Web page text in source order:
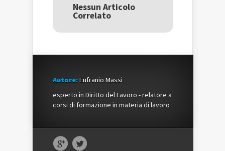
una
nuova
finestra)
nuova
finestra)
una
nuova
Nessun Articolo
Correlato
Autore:Eufranio Massi
esperto in Diritto del Lavoro - relatore a
corsi di formazione in materia di lavoro